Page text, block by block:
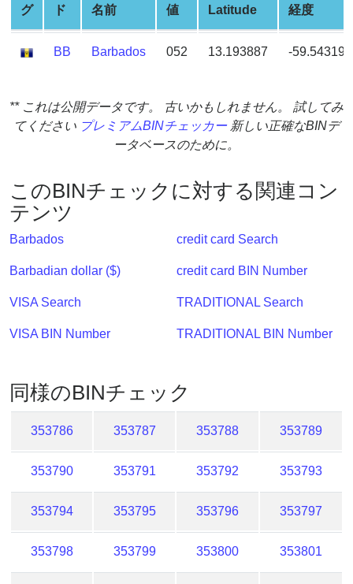
Credit
Card
Checker
What
is
Address
?
IP
IP
BIN
/
グ
ド
名前
値
Latitude 経度
BB Barbados 052 13.193887 -59.543198
** これは公開データです。 古いかもしれません。 試してみ
てください プレミアムBINチェッカー新しい正確なBINデ
ータベースのために。
このBINチェックに対する関連コン
テンツ
Barbados
Barbadian dollar ($)
VISA Search
VISA BIN Number
credit card Search
credit card BIN Number
TRADITIONAL Search
TRADITIONAL BIN Number
同様のBINチェック
353786 353787 353788 353789
353790 353791 353792 353793
353794 353795 353796 353797
353798 353799 353800 353801